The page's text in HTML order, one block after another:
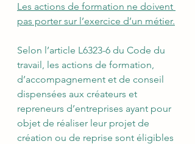
Les actions de formation ne doivent
pas porter sur l’exercice d’un métier.
Selon l’article L6323-6 du Code du
travail, les actions de formation,
d’accompagnement et de conseil
dispensées aux créateurs et
repreneurs d’entreprises ayant pour
objet de réaliser leur projet de
création ou de reprise sont éligibles